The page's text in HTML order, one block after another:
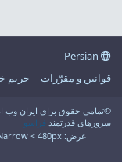
قوانین و مقرّرات
حریم
سرورهای قدرتمند فراسو
عرض